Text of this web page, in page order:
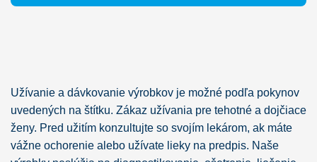
Užívanie a dávkovanie výrobkov je možné podľa pokynov
uvedených na štítku. Zákaz užívania pre tehotné a dojčiace
ženy. Pred užitím konzultujte so svojím lekárom, ak máte
vážne ochorenie alebo užívate lieky na predpis. Naše